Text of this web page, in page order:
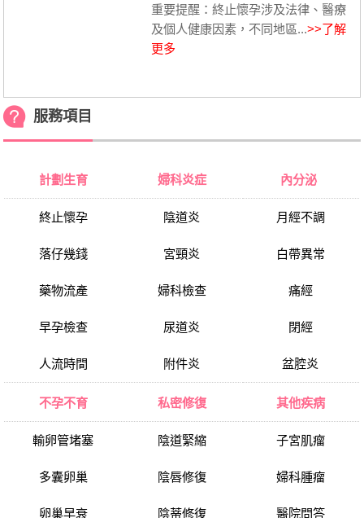
重要提醒：終止懷孕涉及法律、醫療
及個人健康因素，不同地區...>>了解
更多
服務項目
計劃生育
終止懷孕
落仔幾錢
藥物流產
早孕檢查
人流時間
婦科炎症
陰道炎
宮頸炎
婦科檢查
尿道炎
附件炎
內分泌
月經不調
白帶異常
痛經
閉經
盆腔炎
不孕不育
輸卵管堵塞
多囊卵巢
卵巢早衰
私密修復
陰道緊縮
陰唇修復
陰蒂修復
其他疾病
子宮肌瘤
婦科腫瘤
醫院問答